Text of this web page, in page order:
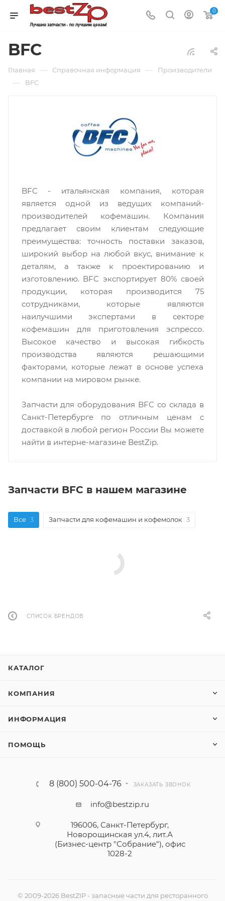
0
BFC
Главная — Справочная информация — Производители
— BFC
BFC - итальянская компания, которая
является одной из ведущих компаний-
производителей кофемашин. Компания
предлагает своим клиентам следующие
преимущества: точность поставки заказов,
широкий выбор на любой вкус, внимание к
деталям, а также к проектированию и
изготовлению. BFC экспортирует 80% своей
продукции, которая производится 75
сотрудниками, которые являются
наилучшими экспертами в секторе
кофемашин для приготовления эспрессо.
Высокое качество и высокая гибкость
производства являются решающими
факторами, которые лежат в основе успеха
компании на мировом рынке.
Запчасти для оборудования BFC со склада в
Санкт-Петербурге по отличным ценам с
доставкой в любой регион России Вы можете
найти в интерне-магазине BestZip.
Запчасти BFC в нашем магазине
Все 3 Запчасти для кофемашин и кофемолок 3
СПИСОК БРЕНДОВ
КАТАЛОГ
КОМПАНИЯ
ИНФОРМАЦИЯ
ПОМОЩЬ
8 (800) 500-04-76 ЗАКАЗАТЬ ЗВОНОК
info@bestzip.ru
196006, Санкт-Петербург,
Новорощинская ул.4, лит.А
(Бизнес-центр "Собрание"), офис
1028-2
© 2009-2026 BestZIP - запасные части для ресторанного